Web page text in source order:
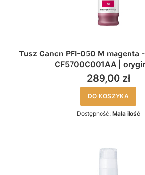
Tusz Canon PFI-050 M magenta
CF5700C001AA |
289,00 zł
DO KOSZYKA
Dostępność: Mała ilość